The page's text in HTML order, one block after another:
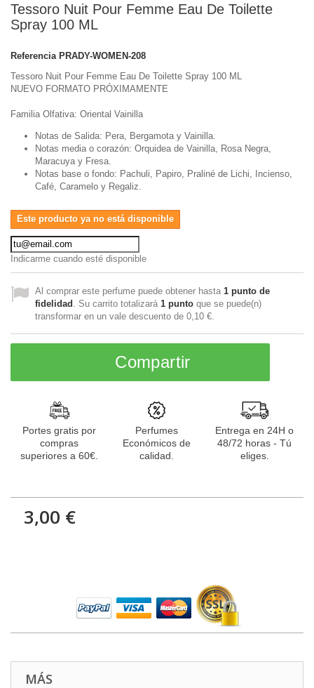
Tessoro Nuit Pour Femme Eau De Toilette
Spray 100 ML
Referencia PRADY-WOMEN-208
Tessoro Nuit Pour Femme Eau De Toilette Spray 100 ML
NUEVO FORMATO PRÓXIMAMENTE
Familia Olfativa: Oriental Vainilla
Notas de Salida: Pera, Bergamota y Vainilla.
Notas media o corazón: Orquidea de Vainilla, Rosa Negra,
Maracuya y Fresa.
Notas base o fondo: Pachuli, Papiro, Praliné de Lichi, Incienso,
Café, Caramelo y Regaliz.
Este producto ya no está disponible
Indicarme cuando esté disponible
Al comprar este perfume puede obtener hasta 1 punto de
fidelidad . Su carrito totalizará 1 punto que se puede(n)
transformar en un vale descuento de 0,10 €
Compartir
Portes gratis por
compras
superiores a 60€.
Perfumes
Económicos de
calidad.
Entrega en 24H o
48/72 horas - Tú
eliges.
3,00 €
MÁS